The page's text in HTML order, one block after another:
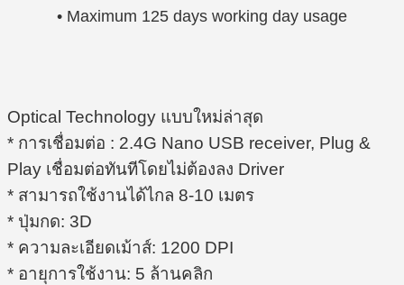
• Maximum 125 days working day usage
Optical Technology แบบใหม่ล่าสุด
* การเชื่อมต่อ : 2.4G Nano USB receiver, Plug &
Play เชื่อมต่อทันทีโดยไม่ต้องลง Driver
* สามารถใช้งานได้ไกล 8-10 เมตร
* ปุ่มกด: 3D
* ความละเอียดเม้าส์: 1200 DPI
* อายุการใช้งาน: 5 ล้านคลิก